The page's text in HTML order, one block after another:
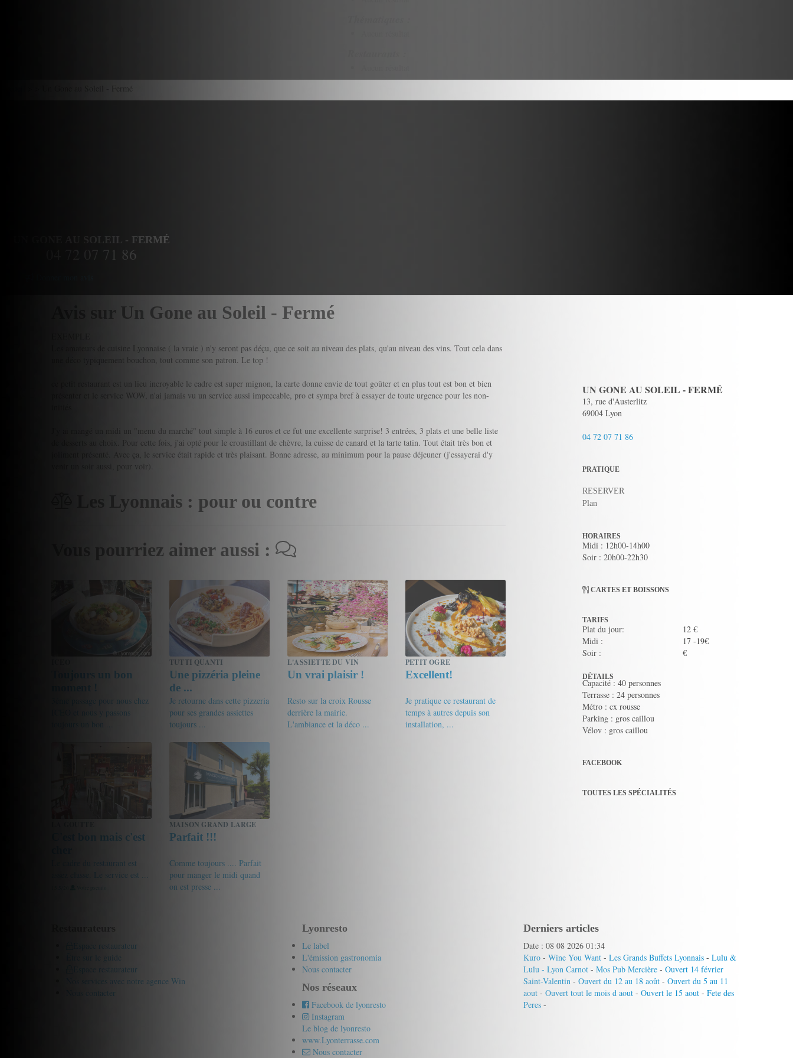
> > Un Gone au Soleil - Fermé
UN GONE AU SOLEIL - FERMÉ
04 72 07 71 86
Avis sur Un Gone au Soleil - Fermé
Les amateurs de cuisine Lyonnaise ( la vraie ) n'y seront pas déçu, que ce soit au niveau des plats, qu'au niveau des vins. Tout cela dans
une déco typiquement bouchon, tout comme son patron. Le top !
ce petit restaurant est un lieu incroyable le cadre est super mignon, la carte donne envie de tout goûter et en plus tout est bon et bien
présenter et le service WOW, n'ai jamais vu un service aussi impeccable, pro et sympa bref à essayer de toute urgence pour les non-
J'y ai mangé un midi un "menu du marché" tout simple à 16 euros et ce fut une excellente surprise! 3 entrées, 3 plats et une belle liste
de desserts au choix. Pour cette fois, j'ai opté pour le croustillant de chèvre, la cuisse de canard et la tarte tatin. Tout était très bon et
joliment présenté. Avec ça, le service était rapide et très plaisant. Bonne adresse, au minimum pour la pause déjeuner (j'essayerai d'y
venir un soir aussi, pour voir).
Les Lyonnais : pour ou contre
Vous pourriez aimer aussi :
Toujours un bon
3éme passage pour nous chez
ICEO et nous y passons
TUTTI QUANTI
Une pizzéria pleine
de ...
Je retourne dans cette pizzeria
pour ses grandes assiettes
toujours ...
L'ASSIETTE DU VIN
Un vrai plaisir !
Resto sur la croix Rousse
derrière la mairie.
L'ambiance et la déco ...
PETIT OGRE
Excellent!
Je pratique ce restaurant de
temps à autres depuis son
installation, ...
C'est bon mais c'est
Le cadre du restaurant est
assez classe. Le service est ...
MAISON GRAND LARGE
Parfait !!!
Comme toujours .... Parfait
pour manger le midi quand
on est presse ...
UN GONE AU SOLEIL - FERMÉ
13, rue d'Austerlitz
69004 Lyon
04 72 07 71 86
PRATIQUE
RESERVER
Plan
HORAIRES
Midi : 12h00-14h00
Soir : 20h00-22h30
CARTES ET BOISSONS
TARIFS
Plat du jour:
Midi :
Soir :
12 €
17 -19€
€
DÉTAILS
Capacité : 40 personnes
Terrasse : 24 personnes
Métro : cx rousse
Parking : gros caillou
Vélov : gros caillou
FACEBOOK
TOUTES LES SPÉCIALITÉS
Espace restaurateur
Être sur le guide
Espace restaurateur
Nos services avec notre agence Win
Nous contacter
Lyonresto
Le label
L'émission gastronomia
Nous contacter
Nos réseaux
Facebook de lyonresto
Instagram
Le blog de lyonresto
www.Lyonterrasse.com
Nous contacter
Derniers articles
Date : 08 08 2026 01:34
Kuro - Wine You Want - Les Grands Buffets Lyonnais - Lulu &
Lulu - Lyon Carnot - Mos Pub Mercière - Ouvert 14 février
Saint-Valentin - Ouvert du 12 au 18 août - Ouvert du 5 au 11
aout - Ouvert tout le mois d aout - Ouvert le 15 aout - Fete des
Peres -